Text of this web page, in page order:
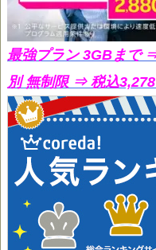
最強プラン 3GBまで
別 無制限 ⇒ 税込